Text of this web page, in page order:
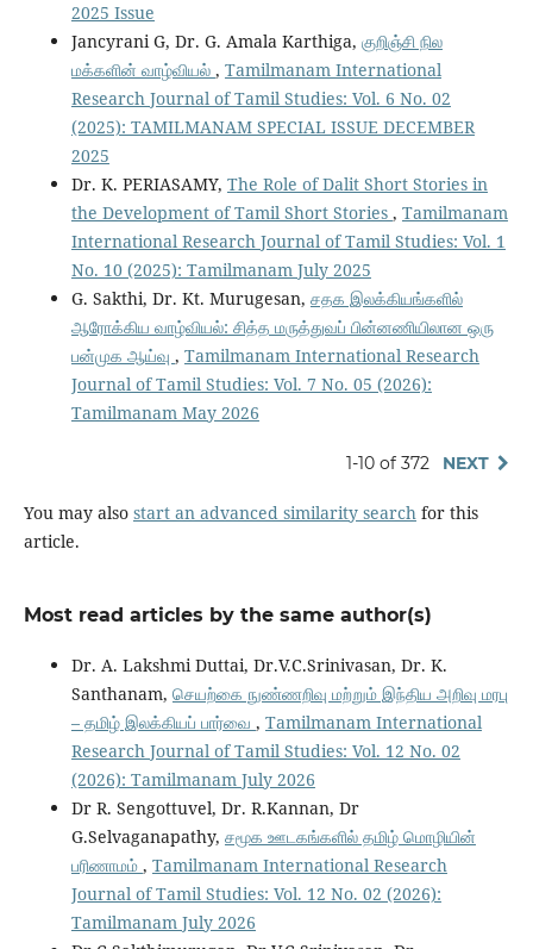
2025 Issue
Jancyrani G, Dr. G. Amala Karthiga, குறிஞ்சி நில
மக்களின் வாழ்வியல் , Tamilmanam International
Research Journal of Tamil Studies: Vol. 6 No. 02
(2025): TAMILMANAM SPECIAL ISSUE DECEMBER
2025
Dr. K. PERIASAMY, The Role of Dalit Short Stories in
the Development of Tamil Short Stories , Tamilmanam
International Research Journal of Tamil Studies: Vol. 1
No. 10 (2025): Tamilmanam July 2025
G. Sakthi, Dr. Kt. Murugesan, சதக இலக்கியங்களில்
ஆரோக்கிய வாழ்வியல்: சித்த மருத்துவப் பின்னணியிலான ஒரு
பன்முக ஆய்வு , Tamilmanam International Research
Journal of Tamil Studies: Vol. 7 No. 05 (2026):
Tamilmanam May 2026
1-10 of 372 NEXT
You may also start an advanced similarity searchfor this
article.
Most read articles by the same author(s)
Dr. A. Lakshmi Duttai, Dr.V.C.Srinivasan, Dr. K.
Santhanam, செயற்கை நுண்ணறிவு மற்றும் இந்திய அறிவு மரபு
– தமிழ் இலக்கியப் பார்வை , Tamilmanam International
Research Journal of Tamil Studies: Vol. 12 No. 02
(2026): Tamilmanam July 2026
Dr R. Sengottuvel, Dr. R.Kannan, Dr
G.Selvaganapathy, சமூக ஊடகங்களில் தமிழ் மொழியின்
பரிணாமம் , Tamilmanam International Research
Journal of Tamil Studies: Vol. 12 No. 02 (2026):
Tamilmanam July 2026